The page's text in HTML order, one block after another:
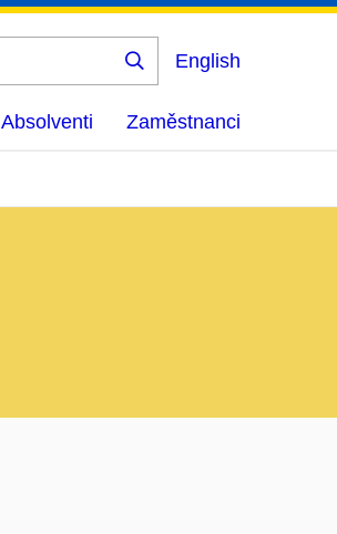
Vyhledat
English
Absolventi Zaměstnanci